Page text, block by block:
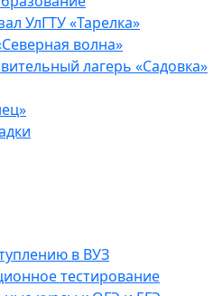
УлГТУ «Тарелка»
волна»
лагерь «Садовка»
в ВУЗ
тестирование